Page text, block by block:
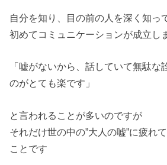
自分を知り、目の前の人を深く知っ
初めてコミュニケーションが成立し
「嘘がないから、話していて無駄な
のがとても楽です」
と言われることが多いのですが
それだけ世の中の”大人の嘘”に疲れ
ことです